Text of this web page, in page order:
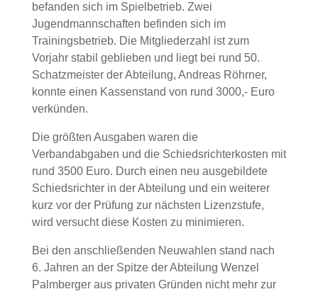
befanden sich im Spielbetrieb. Zwei
Jugendmannschaften befinden sich im
Trainingsbetrieb. Die Mitgliederzahl ist zum
Vorjahr stabil geblieben und liegt bei rund 50.
Schatzmeister der Abteilung, Andreas Röhrner,
konnte einen Kassenstand von rund 3000,- Euro
verkünden.
Die größten Ausgaben waren die
Verbandabgaben und die Schiedsrichterkosten mit
rund 3500 Euro. Durch einen neu ausgebildete
Schiedsrichter in der Abteilung und ein weiterer
kurz vor der Prüfung zur nächsten Lizenzstufe,
wird versucht diese Kosten zu minimieren.
Bei den anschließenden Neuwahlen stand nach
6. Jahren an der Spitze der Abteilung Wenzel
Palmberger aus privaten Gründen nicht mehr zur